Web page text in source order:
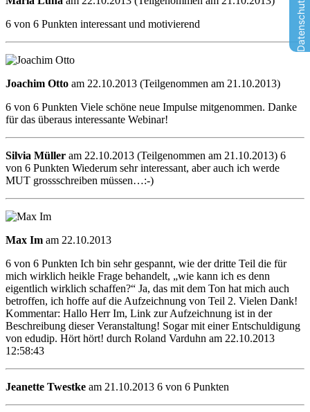
6 von 6 Punkten interessant und motivierend
Joachim Otto am 22.10.2013 (Teilgenommen am 21.10.2013)
6 von 6 Punkten Viele schöne neue Impulse mitgenommen. Danke
für das überaus interessante Webinar!
Silvia Müller am 22.10.2013 (Teilgenommen am 21.10.2013) 6
von 6 Punkten Wiederum sehr interessant, aber auch ich werde
MUT grossschreiben müssen…:-)
Max Im am 22.10.2013
6 von 6 Punkten Ich bin sehr gespannt, wie der dritte Teil die für
mich wirklich heikle Frage behandelt, „wie kann ich es denn
eigentlich wirklich schaffen?“ Ja, das mit dem Ton hat mich auch
betroffen, ich hoffe auf die Aufzeichnung von Teil 2. Vielen Dank!
Kommentar: Hallo Herr Im, Link zur Aufzeichnung ist in der
Beschreibung dieser Veranstaltung! Sogar mit einer Entschuldigung
von edudip. Hört hört! durch Roland Varduhn am 22.10.2013
12:58:43
Jeanette Twestke am 21.10.2013 6 von 6 Punkten